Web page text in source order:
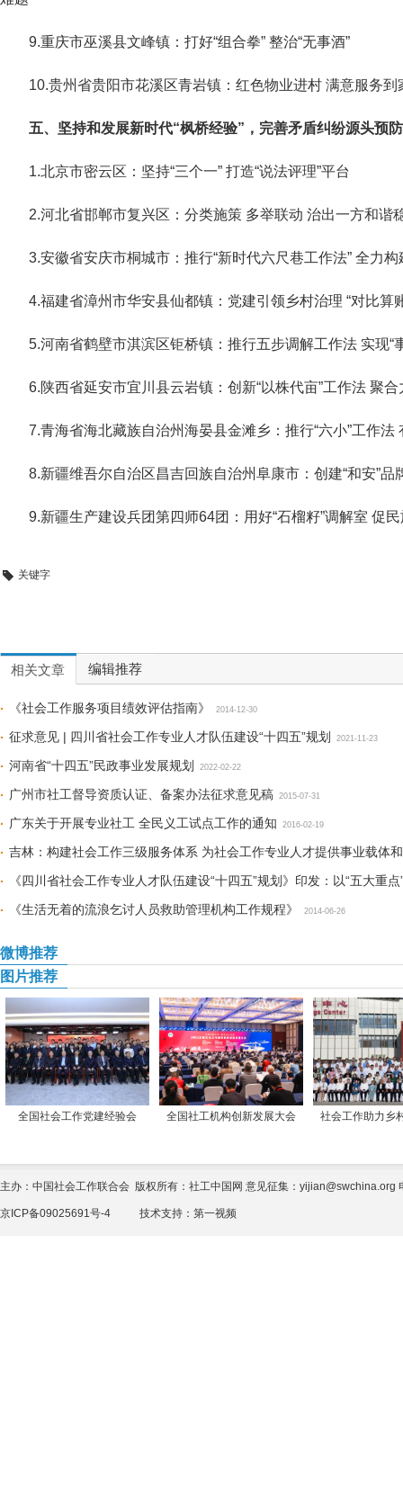
9.重庆市巫溪县文峰镇：打好“组合拳” 整治“无事酒”
10.贵州省贵阳市花溪区青岩镇：红色物业进村 满意服务到
五、坚持和发展新时代“枫桥经验”，完善矛盾纠纷源头预
1.北京市密云区：坚持“三个一” 打造“说法评理”平台
2.河北省邯郸市复兴区：分类施策 多举联动 治出一方和谐
3.安徽省安庆市桐城市：推行“新时代六尺巷工作法” 全力
4.福建省漳州市华安县仙都镇：党建引领乡村治理 “对比算
5.河南省鹤壁市淇滨区钜桥镇：推行五步调解工作法 实现“
6.陕西省延安市宜川县云岩镇：创新“以株代亩”工作法 聚
7.青海省海北藏族自治州海晏县金滩乡：推行“六小”工作法
8.新疆维吾尔自治区昌吉回族自治州阜康市：创建“和安”品
9.新疆生产建设兵团第四师64团：用好“石榴籽”调解室 促
关键字
相关文章 编辑推荐
《社会工作服务项目绩效评估指南》 2014-12-30
征求意见 | 四川省社会工作专业人才队伍建设“十四五”规划 2021-11-23
河南省“十四五”民政事业发展规划 2022-02-22
广州市社工督导资质认证、备案办法征求意见稿 2015-07-31
广东关于开展专业社工 全民义工试点工作的通知 2016-02-19
吉林：构建社会工作三级服务体系 为社会工作专业人才提供事业载体
《四川省社会工作专业人才队伍建设“十四五”规划》印发：以“五大重
展
2022-02-08
《生活无着的流浪乞讨人员救助管理机构工作规程》 2014-06-26
微博推荐
图片推荐
全国社会工作党建经验会 全国社工机构创新发展大会 社会工作助力乡
主办：中国社会工作联合会 版权所有：社工中国网 意见征集：yijian@swchina.org
京ICP备09025691号-4 技术支持： 第一视频